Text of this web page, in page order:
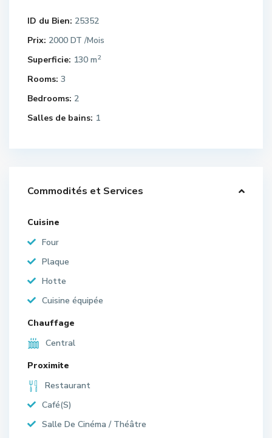
ID du Bien: 25352
Prix: 2000 DT /Mois
Superficie: 130 m2
Rooms: 3
Bedrooms: 2
Salles de bains: 1
Commodités et Services
Cuisine
Four
Plaque
Hotte
Cuisine équipée
Chauffage
Central
Proximite
Restaurant
Café(S)
Salle De Cinéma / Théâtre